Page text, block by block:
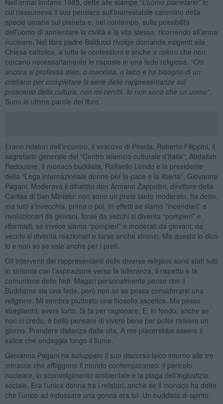
cui riassumeva il suo pensiero sull’inarrestabile cammino della
specie umana sul pianeta e, nel contempo, sulla possibilità
dell’uomo di annientare la civiltà e la vita stessa, ricorrendo all’arma
nucleare. Nel libro padre Balducci rivolge domande esigenti alla
Chiesa cattolica, a tutte le confessioni e anche a coloro che non
cercano necessariamente le risposte in una fede religiosa. “Chi
ancora si professa ateo, o marxista, o laico e ha bisogno di un
cristiano per completare la serie delle rappresentanze sul
proscenio della cultura, non mi cerchi. Io non sono che un uomo”.
Sono le ultime parole del libro.
Erano relatori dell’incontro, il vescovo di Pescia, Roberto Filippini, il
segretario generale del “Centro islamico culturale d’Italia”, Abdallah
Redouane, il monaco buddista, Raffaello Londo e la presidente
della “Lega internazionale donne per la pace e la libertà”, Giovanna
Pagani. Moderava il dibattito don Armano Zappolini, direttore della
Caritas di San Miniato: non sono un prete tanto moderato, ha detto,
ma tutti s’invecchia, prima o poi. In effetti se siamo “incendiari” e
rivoluzionari da giovani, forse da vecchi si diventa “pompieri” e
riformisti, se invece siamo “pompieri” e moderati da giovani, da
vecchi si diventa reazionari e forse anche stronzi. Ma questo lo dico
io e non so se vale anche per i preti.
Gli interventi dei rappresentanti delle diverse religioni sono stati tutti
in sintonia con l’aspirazione verso la tolleranza, il rispetto e la
comunione delle fedi. Magari personalmente penso che il
Buddismo sia una fede, però non so se possa considerarsi una
religione. Mi sembra piuttosto una filosofia ascetica. Ma posso
sbagliarmi, avere torto. Si fa per ragionare. E, in fondo, anche se
non ci credo, è bello pensare di vivere bene per poter rivivere un
giorno. Prendere distanza dalla vita. A me piacerebbe essere il
salice che ondeggia lungo il fiume.
Giovanna Pagani ha sviluppato il suo discorso laico intorno alle tre
minacce che affliggono il mondo contemporaneo: il pericolo
nucleare, lo sconvolgimento ambientale e la piaga dell’ingiustizia
sociale. Era l’unica donna tra i relatori, anche se il monaco ha detto
che l’unico ad indossare una gonna era lui. Un buddista di spirito.